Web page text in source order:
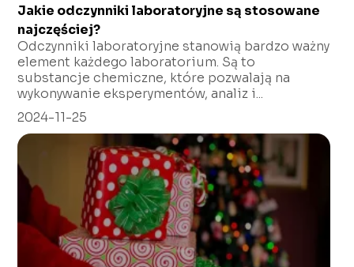
Jakie odczynniki laboratoryjne są stosowane
najczęściej?
Odczynniki laboratoryjne stanowią bardzo ważny
element każdego laboratorium. Są to
substancje chemiczne, które pozwalają na
wykonywanie eksperymentów, analiz i...
2024-11-25